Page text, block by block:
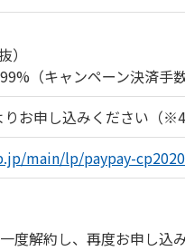
（キャンペーン決済手
お申し込みください（※4
main/lp/paypay-
度解約し、再度お申し込